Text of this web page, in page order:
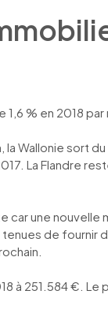
% en 2018
la Wallonie sort
La Flandre
car une
de
à 251.584 €.